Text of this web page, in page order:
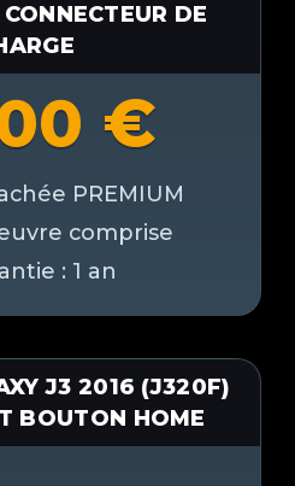
DE
€
J3 2016 (J320F)
BOUTON HOME